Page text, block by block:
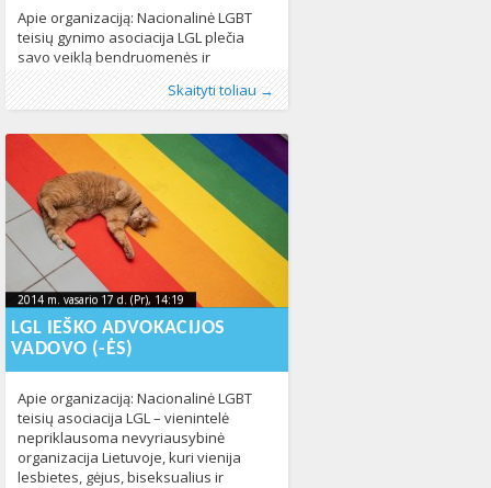
Apie organizaciją: Nacionalinė LGBT
teisių gynimo asociacija LGL plečia
savo veiklą bendruomenės ir
visuomenės labui bei ieško naujų
darbuotojų. 1993-aisiais įkurta
nepriklausoma organizacija aktyviai
kovoja su homofobija ir diskriminacija
dėl seksualinės orientacijos ir lytinio
tapatumo Lietuvoje. Daugiau
informacijos: www.lgl.lt, www.atviri.lt,
www.facebook.com/lgl.lt Siūlomo
darbo pobūdis: • Projektų ir programų
rengimas ir įgyvendinimas; • Renginių
ir akcijų
Skaityti toliau →
Publikavo:Aliona, LGL
Kategorijos:LGL,Lietuvoje,Naujienos325
Žymos:darbas,skelbimas254
2014 m. vasario 17 d. (Pr), 14:19
2023-10-10T13:51:20+00:00
2014 m. vasario 17 d. (Pr), 14:19
2023-10-
10T13:51:20+00:00
LGL IEŠKO ADVOKACIJOS
VADOVO (-ĖS)
Apie organizaciją: Nacionalinė LGBT
teisių asociacija LGL – vienintelė
nepriklausoma nevyriausybinė
organizacija Lietuvoje, kuri vienija
lesbietes, gėjus, biseksualius ir